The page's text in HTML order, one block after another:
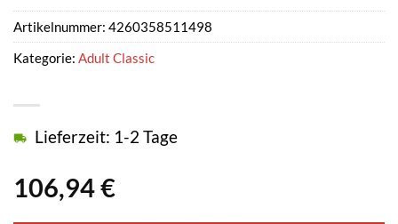
106,94€
Lieferzeit: 1-2 Tage
Artikelnummer: 4260358511498
Kategorie: Adult Classic